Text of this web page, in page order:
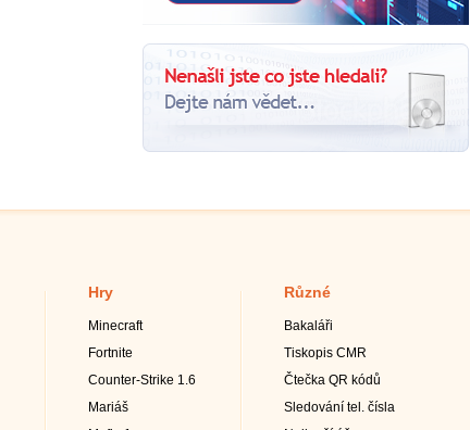
Hry
Minecraft
Fortnite
Counter-Strike 1.6
Mariáš
Různé
Bakaláři
Tiskopis CMR
Čtečka QR kódů
Sledování tel. čísla